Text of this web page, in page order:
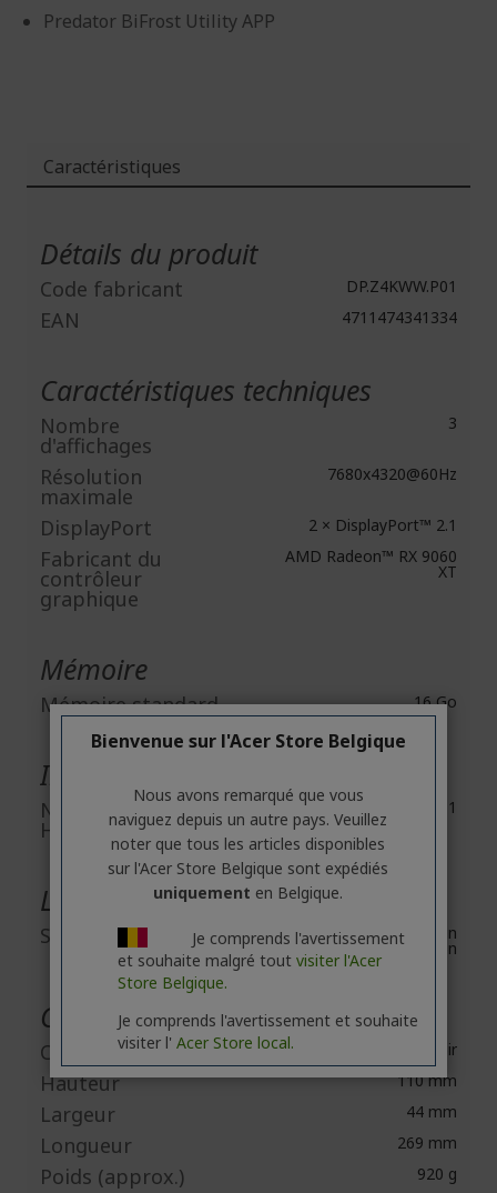
Predator BiFrost Utility APP
Caractéristiques
Détails du produit
Code fabricant DP.Z4KWW.P01
EAN 4711474341334
Caractéristiques techniques
Nombre
d'affichages
3
Résolution
maximale
7680x4320@60Hz
DisplayPort 2 × DisplayPort™ 2.1
Fabricant du
contrôleur
graphique
AMD Radeon™ RX 9060
XT
Mémoire
Mémoire standard 16 Go
Interfaces/Ports
Nombre de ports
HDMI
1
Logiciels
Solution logicielle AMD Software: Adrenalin
Edition
Caractéristiques physiques
Couleur Noir
Hauteur 110 mm
Largeur 44 mm
Longueur 269 mm
Poids (approx.) 920 g
Bienvenue sur l'Acer Store Belgique
Nous avons remarqué que vous
naviguez depuis un autre pays. Veuillez
noter que tous les articles disponibles
sur l'Acer Store Belgique sont expédiés
uniquement en Belgique.
Je comprends l'avertissement
et souhaite malgré tout visiter l'Acer
Store Belgique.
Je comprends l'avertissement et souhaite
visiter l' Acer Store local.